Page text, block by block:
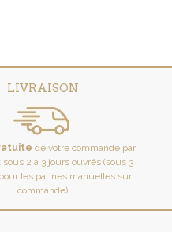
LIVRAISON
de votre commande par
sous 2 à 3 jours ouvrés (sous 3
les patines manuelles sur
commande)